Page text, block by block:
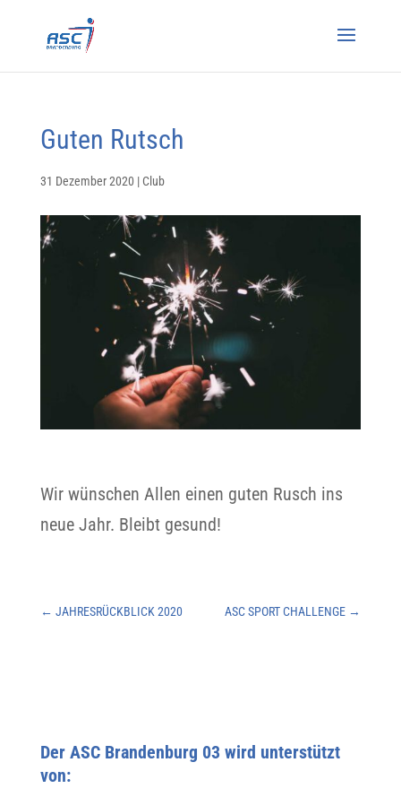
Guten Rutsch
31 Dezember 2020 | Club
Wir wünschen Allen einen guten Rusch ins
neue Jahr. Bleibt gesund!
← JAHRESRÜCKBLICK 2020 ASC SPORT CHALLENGE →
Der ASC Brandenburg 03 wird unterstützt
von: